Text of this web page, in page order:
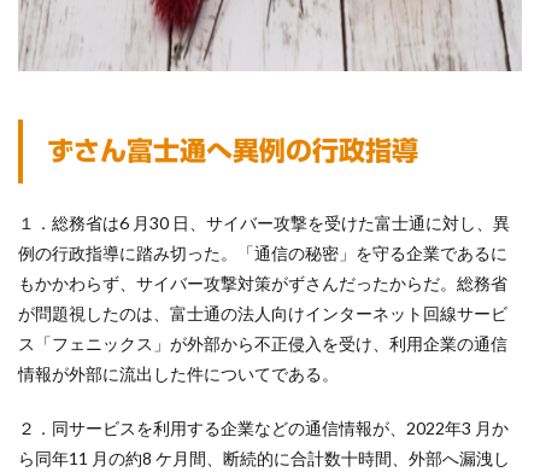
ずさん富士通へ異例の行政指導
１．総務省は6 月30 日、サイバー攻撃を受けた富士通に対し、異
例の行政指導に踏み切った。「通信の秘密」を守る企業であるに
もかかわらず、サイバー攻撃対策がずさんだったからだ。総務省
が問題視したのは、富士通の法人向けインターネット回線サービ
ス「フェニックス」が外部から不正侵入を受け、利用企業の通信
情報が外部に流出した件についてである。
２．同サービスを利用する企業などの通信情報が、2022年3 月か
ら同年11 月の約8 ケ月間、断続的に合計数十時間、外部へ漏洩し